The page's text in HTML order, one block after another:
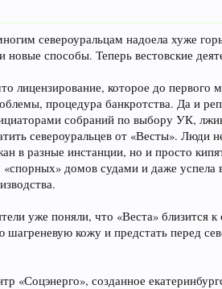
североуральцам надоела хуже
новые способы. Теперь вестовские
лицензирование, которое до
процедура банкротства. Да и
собраний по выбору УК,
североуральцев от «Весты». Люди
в разные инстанции, но и просто
«спорных» домов судами и даже
уже поняли, что «Веста» близится
кожу и предстать перед
«Соцэнерго», созданное